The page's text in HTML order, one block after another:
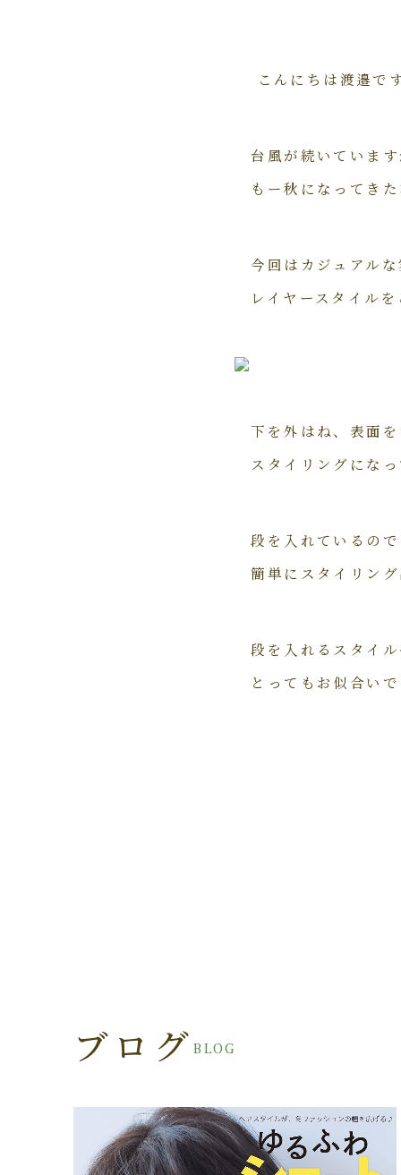
こんにちは渡邉で
台風が続いていま
もー秋になってき
今回はカジュアル
レイヤースタイル
下を外はね、表面
スタイリングにな
段を入れているの
簡単にスタイリン
段を入れるスタイ
とってもお似合い
BLOG
ブログ